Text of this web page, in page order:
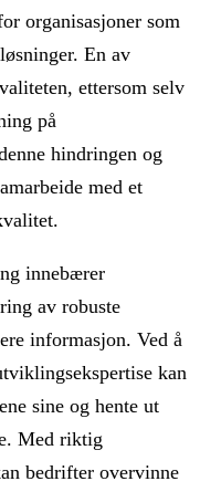
organisasjoner som
En av
ettersom selv
på
hindringen og
med et
innebærer
av robuste
informasjon. Ved å
kan
sine og hente ut
Med riktig
bedrifter overvinne